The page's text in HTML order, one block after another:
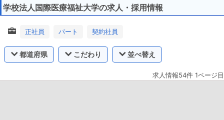
学校法人国際医療福祉大学の求人・採用情報
正社員 パート 契約社員
都道府県 こだわり 並べ替え
求人情報54件 1ページ目